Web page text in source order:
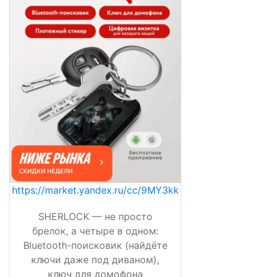
https://market.yandex.ru/cc/9MY3kk
SHERLOCK — не просто
брелок, а четыре в одном:
Bluetooth-поисковик (найдёте
ключи даже под диваном),
ключ для домофона